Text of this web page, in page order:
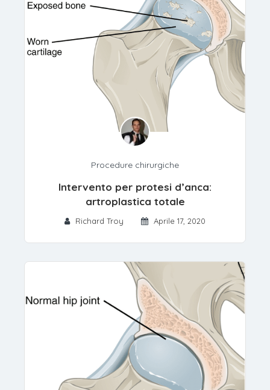
Procedure chirurgiche
Intervento per protesi d’anca:
artroplastica totale
Richard Troy Aprile 17, 2020